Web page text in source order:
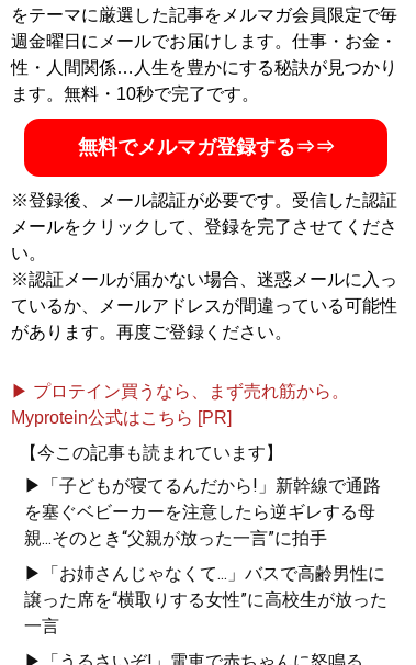
をテーマに厳選した記事をメルマガ会員限定で毎
週金曜日にメールでお届けします。仕事・お金・
性・人間関係…人生を豊かにする秘訣が見つかり
ます。無料・10秒で完了です。
無料でメルマガ登録する⇒⇒
※登録後、メール認証が必要です。受信した認証
メールをクリックして、登録を完了させてくださ
い。
※認証メールが届かない場合、迷惑メールに入っ
ているか、メールアドレスが間違っている可能性
があります。再度ご登録ください。
▶ プロテイン買うなら、まず売れ筋から。
Myprotein公式はこちら [PR]
【今この記事も読まれています】
▶「子どもが寝てるんだから!」新幹線で通路
を塞ぐベビーカーを注意したら逆ギレする母
親...そのとき“父親が放った一言”に拍手
▶「お姉さんじゃなくて...」バスで高齢男性に
譲った席を“横取りする女性”に高校生が放った
一言